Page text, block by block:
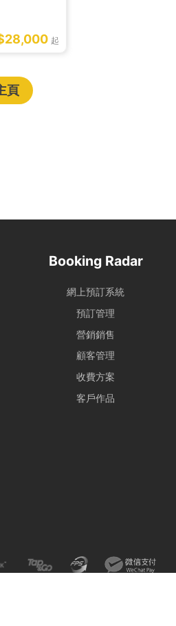
起
頁
Booking Radar
網上預訂系統
預訂管理
營銷銷售
顧客管理
收費方案
客戶作品